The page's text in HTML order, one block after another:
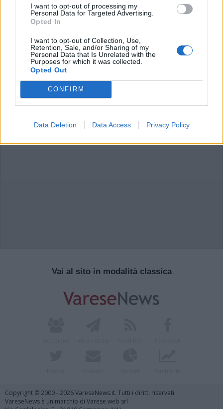
I want to opt-out of processing my
Personal Data for Targeted Advertising.
Opted In
I want to opt-out of Collection, Use,
Retention, Sale, and/or Sharing of my
Personal Data that Is Unrelated with the
Purposes for which it was collected.
Opted Out
CONFIRM
Data Deletion Data Access Privacy Policy
Commenti
Accedi o
L'email è richiesta ma non verrà mostrata ai visitatori. Il contenuto di questo
commento esprime il pensiero dell'autore e non rappresenta la linea editoriale
di VareseNews.it, che rimane autonoma e indipendente. I messaggi inclusi nei
commenti non sono testi giornalistici, ma post inviati dai singoli lettori che
possono essere automaticamente pubblicati senza filtro preventivo. I commenti
che includano uno o più link a siti esterni verranno rimossi in automatico dal
sistema.
Vai al sito in modalità classica
Copyright © 2000 - 2026 VareseNews.it. Tutti i diritti riservati
VareseNews è un marchio di Varese web srl